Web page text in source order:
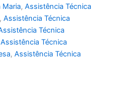
, Assistência Técnica
, Assistência Técnica
Técnica
Assistência Técnica
, Assistência Técnica